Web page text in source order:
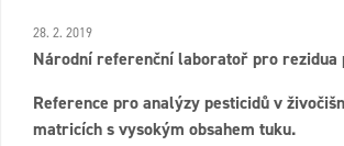
28. 2. 2019
Národní referenční laboratoř pro rezidua
Reference pro analýzy pesticidů v
matricích s vysokým obsahem tuku.